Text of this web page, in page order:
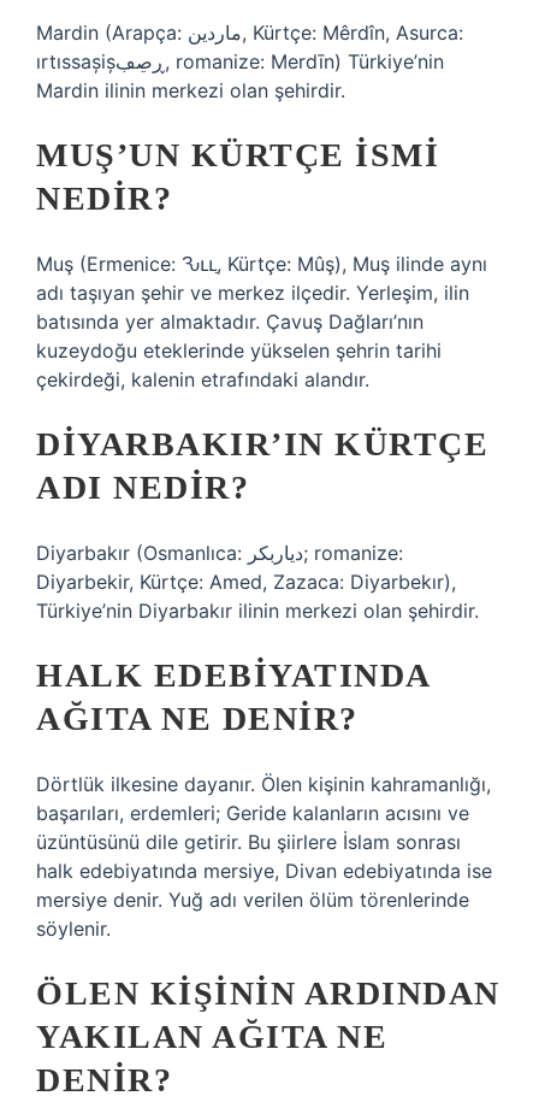
Mardin (Arapça: ماردين, Kürtçe: Mêrdîn, Asurca:
ırtıssașișڕڝڢ, romanize: Merdīn) Türkiye’nin
Mardin ilinin merkezi olan şehirdir.
MUŞ’UN KÜRTÇE ISMI
NEDIR?
Muş (Ermenice: Ԅււַ, Kürtçe: Mûş), Muş ilinde aynı
adı taşıyan şehir ve merkez ilçedir. Yerleşim, ilin
batısında yer almaktadır. Çavuş Dağları’nın
kuzeydoğu eteklerinde yükselen şehrin tarihi
çekirdeği, kalenin etrafındaki alandır.
DIYARBAKIR’IN KÜRTÇE
ADI NEDIR?
Diyarbakır (Osmanlıca: دیاربكر; romanize:
Diyarbekir, Kürtçe: Amed, Zazaca: Diyarbekır),
Türkiye’nin Diyarbakır ilinin merkezi olan şehirdir.
HALK EDEBIYATINDA
AĞITA NE DENIR?
Dörtlük ilkesine dayanır. Ölen kişinin kahramanlığı,
başarıları, erdemleri; Geride kalanların acısını ve
üzüntüsünü dile getirir. Bu şiirlere İslam sonrası
halk edebiyatında mersiye, Divan edebiyatında ise
mersiye denir. Yuğ adı verilen ölüm törenlerinde
söylenir.
ÖLEN KIŞININ ARDINDAN
YAKILAN AĞITA NE
DENIR?